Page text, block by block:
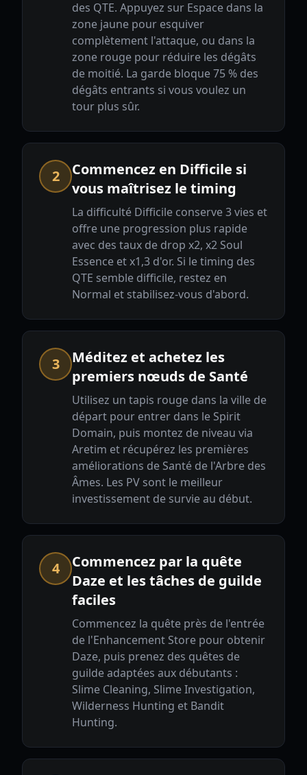
des QTE. Appuyez sur Espace dans la
zone jaune pour esquiver
complètement l'attaque, ou dans la
zone rouge pour réduire les dégâts
de moitié. La garde bloque 75 % des
dégâts entrants si vous voulez un
tour plus sûr.
2
Commencez en Difficile si
vous maîtrisez le timing
La difficulté Difficile conserve 3 vies et
offre une progression plus rapide
avec des taux de drop x2, x2 Soul
Essence et x1,3 d'or. Si le timing des
QTE semble difficile, restez en
Normal et stabilisez-vous d'abord.
3
Méditez et achetez les
premiers nœuds de Santé
Utilisez un tapis rouge dans la ville de
départ pour entrer dans le Spirit
Domain, puis montez de niveau via
Aretim et récupérez les premières
améliorations de Santé de l'Arbre des
Âmes. Les PV sont le meilleur
investissement de survie au début.
4
Commencez par la quête
Daze et les tâches de guilde
faciles
Commencez la quête près de l'entrée
de l'Enhancement Store pour obtenir
Daze, puis prenez des quêtes de
guilde adaptées aux débutants :
Slime Cleaning, Slime Investigation,
Wilderness Hunting et Bandit
Hunting.